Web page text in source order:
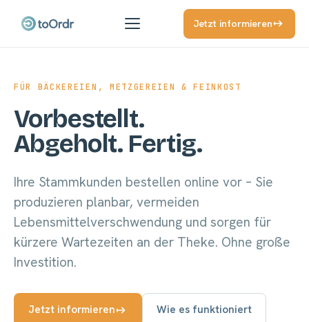
Jetzt informieren
FÜR BÄCKEREIEN, METZGEREIEN & FEINKOST
Vorbestellt.
Abgeholt. Fertig.
Ihre Stammkunden bestellen online vor – Sie
produzieren planbar, vermeiden
Lebensmittelverschwendung und sorgen für
kürzere Wartezeiten an der Theke. Ohne große
Investition.
Jetzt informieren Wie es funktioniert